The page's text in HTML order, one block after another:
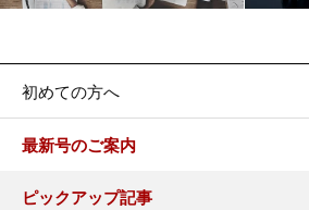
初めての方へ
最新号のご案内
ピックアップ記事